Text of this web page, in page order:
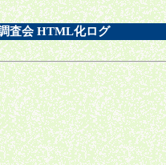
査会 HTML化ログ